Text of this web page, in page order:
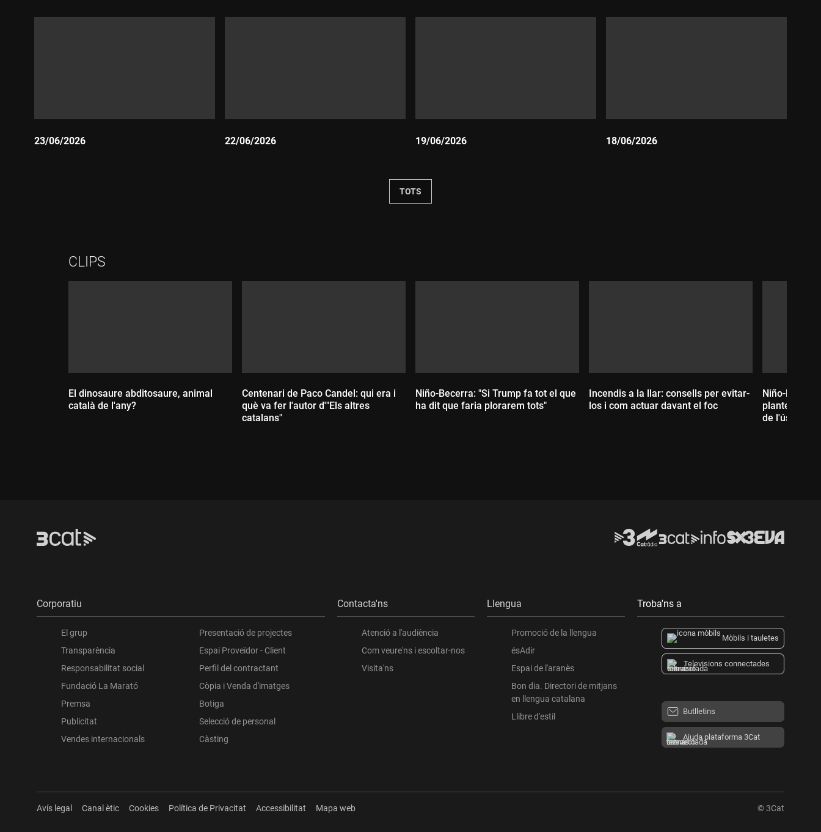
23/06/2026 22/06/2026 19/06/2026 18/06/2026
TOTS
CLIPS
El dinosaure abditosaure, animal
català de l'any?
Centenari de Paco Candel: qui era i
què va fer l'autor d'"Els altres
catalans"
Niño-Becerra: "Si Trump fa tot el que
ha dit que faria plorarem tots"
Incendis a la llar: consells per evitar-
los i com actuar davant el foc
Niño-
plantejar
de l'ús de
Corporatiu
El grup
Transparència
Responsabilitat social
Fundació La Marató
Premsa
Publicitat
Vendes internacionals
Presentació de projectes
Espai Proveïdor - Client
Perfil del contractant
Còpia i Venda d'imatges
Botiga
Selecció de personal
Càsting
Contacta'ns
Atenció a l'audiència
Com veure'ns i escoltar-nos
Visita'ns
Llengua
Promoció de la llengua
ésAdir
Espai de l'aranès
Bon dia. Directori de mitjans
en llengua catalana
Llibre d'estil
Troba'ns a
Mòbils i tauletes
Televisions connectades
Butlletins
Ajuda plataforma 3Cat
Avís legal Canal ètic Cookies Política de Privacitat Accessibilitat Mapa web © 3Cat